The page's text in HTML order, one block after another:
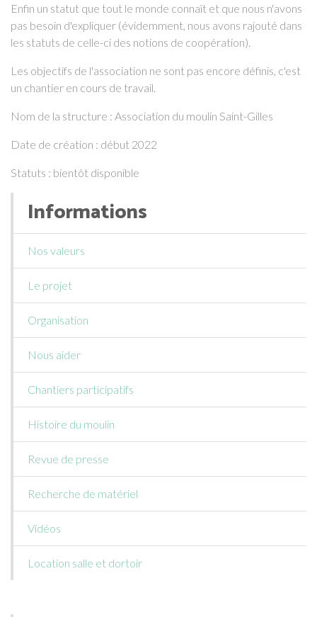
Enfin un statut que tout le monde connaît et que nous n'avons
pas besoin d'expliquer (évidemment, nous avons rajouté dans
les statuts de celle-ci des notions de coopération).
Les objectifs de l'association ne sont pas encore définis, c'est
un chantier en cours de travail.
Nom de la structure : Association du moulin Saint-Gilles
Date de création : début 2022
Statuts : bientôt disponible
Informations
Nos valeurs
Le projet
Organisation
Nous aider
Chantiers participatifs
Histoire du moulin
Revue de presse
Recherche de matériel
Vidéos
Location salle et dortoir